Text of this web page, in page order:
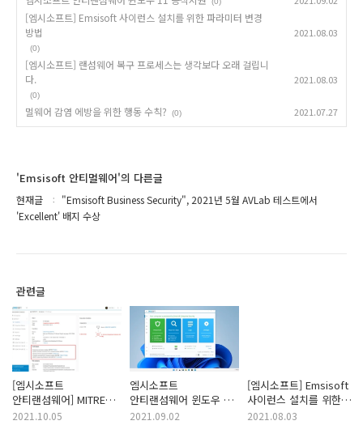
[엠시소프트] Emsisoft 사이런스 설치를 위한 파라미터 변경
방법
(0)
2021.08.03
[엠시소프트] 랜섬웨어 복구 프로세스는 생각보다 오래 걸립니
다.
(0)
2021.08.03
멀웨어 감염 에방을 위한 행동 수칙? (0) 2021.07.27
'Emsisoft 안티멀웨어'의 다른글
현재글
"Emsisoft Business Security", 2021년 5월 AVLab 테스트에서
'Excellent' 배지 수상
관련글
[엠시소프트
안티랜섬웨어] MITRE
ATT&CK 멀웨어 행동
2021.10.05
엠시소프트
안티랜섬웨어 윈도우 11
공식지원
2021.09.02
[엠시소프트] Emsisoft
사이런스 설치를 위한
파라미터 변경 방법
2021.08.03